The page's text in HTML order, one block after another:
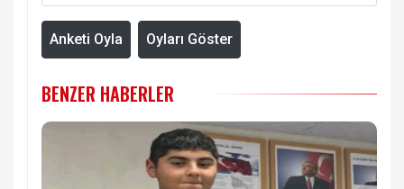
Anketi Oyla Oyları Göster
BENZER HABERLER